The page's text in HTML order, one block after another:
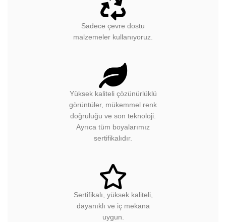
Sadece çevre dostu
malzemeler kullanıyoruz.
Yüksek kaliteli çözünürlüklü
görüntüler, mükemmel renk
doğruluğu ve son teknoloji.
Ayrıca tüm boyalarımız
sertifikalıdır.
Sertifikalı, yüksek kaliteli,
dayanıklı ve iç mekana
uygun.